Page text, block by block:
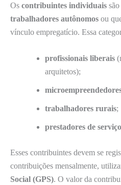
Os contribuintes individuais
trabalhadores autônomos ou
vínculo empregatício. Essa
profissionais liberais
arquitetos);
trabalhadores rurais;
prestadores de
Esses contribuintes devem se
contribuições mensalmente,
Social (GPS). O valor da